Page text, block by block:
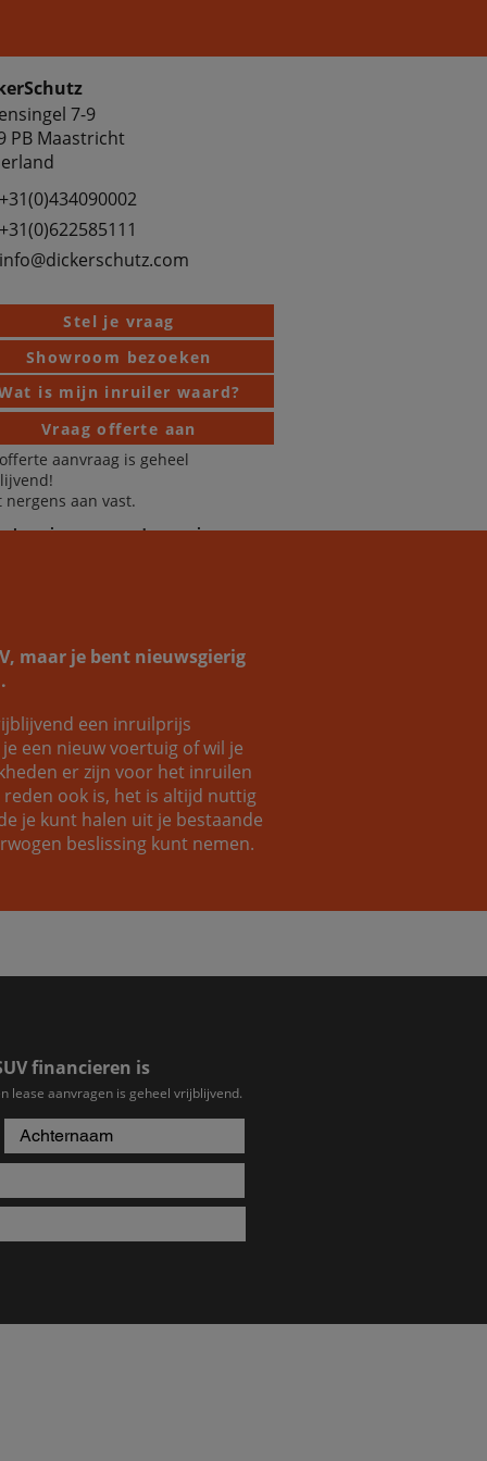
7-9
PB Maastricht
+31(0)434090002
+31(0)622585111
info@dickerschutz.com
Stel je vraag
Showroom bezoeken
is mijn inruiler waard?
Vraag offerte aan
aanvraag is geheel
nergens aan vast.
je graag verder aan jouw
Coen Luc
maar je bent nieuwsgierig
een inruilprijs
een nieuw voertuig of wil je
er zijn voor het inruilen
ook is, het is altijd nuttig
je kunt halen uit je bestaande
beslissing kunt nemen.
financieren is
lease aanvragen is geheel vrijblijvend.